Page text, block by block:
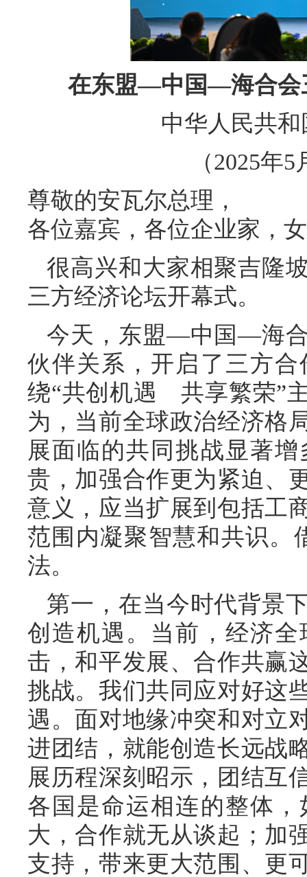
在东盟—中国—海合会
中华人民共
（2025年
尊敬的安瓦尔总理，
各位嘉宾，各位企业家，
很高兴和大家相聚吉隆
三方经济论坛开幕式。
今天，东盟—中国—海
伙伴关系，开启了三方
绕“共创机遇 共享繁荣”
为，当前全球政治经济格
展面临的共同挑战显著
贵，加强合作更为紧迫、
意义，应当扩展到包括工
范围内凝聚智慧和共识。
法。
第一，在当今时代背景
创造机遇。当前，经济
击，和平发展、合作共赢
挑战。我们共同应对好这
遇。面对地缘冲突和对立
进团结，就能创造长远战
展历程深刻昭示，团结互
各国是命运相连的整体
大，合作就无从谈起；加
支持，带来更大范围、更